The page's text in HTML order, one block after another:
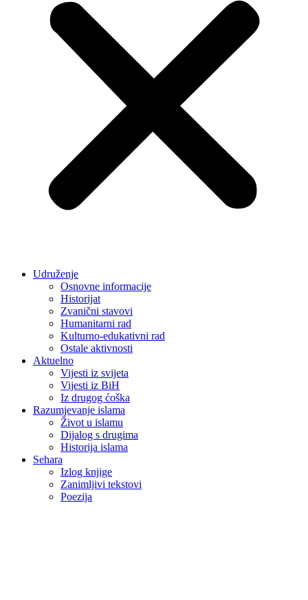
Udruženje
Osnovne informacije
Historijat
Zvanični stavovi
Humanitarni rad
Kulturno-edukativni rad
Ostale aktivnosti
Aktuelno
Vijesti iz svijeta
Vijesti iz BiH
Iz drugog ćoška
Razumjevanje islama
Život u islamu
Dijalog s drugima
Historija islama
Sehara
Izlog knjige
Zanimljivi tekstovi
Poezija